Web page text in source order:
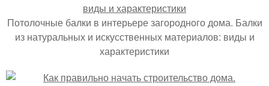
Потолочные балки в интерьере загородного дома. Балки
из натуральных и искусственных материалов: виды и
характеристики